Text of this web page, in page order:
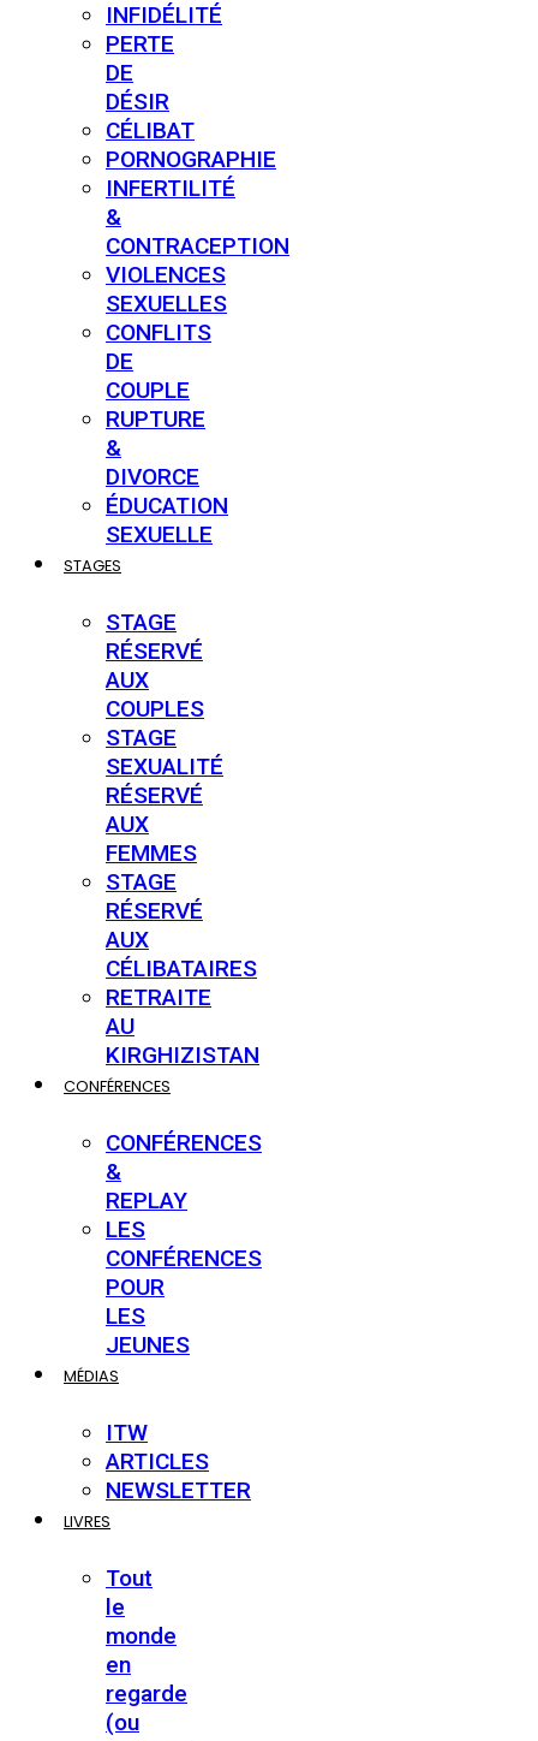
INFIDÉLITÉ
PERTE
DE
DÉSIR
CÉLIBAT
PORNOGRAPHIE
INFERTILITÉ
&
CONTRACEPTION
VIOLENCES
SEXUELLES
CONFLITS
DE
COUPLE
RUPTURE
&
DIVORCE
ÉDUCATION
SEXUELLE
STAGES
STAGE
RÉSERVÉ
AUX
COUPLES
STAGE
SEXUALITÉ
RÉSERVÉ
AUX
FEMMES
STAGE
RÉSERVÉ
AUX
CÉLIBATAIRES
RETRAITE
AU
KIRGHIZISTAN
CONFÉRENCES
CONFÉRENCES
&
REPLAY
LES
CONFÉRENCES
POUR
LES
JEUNES
MÉDIAS
ITW
ARTICLES
NEWSLETTER
LIVRES
Tout
le
monde
en
regarde
(ou